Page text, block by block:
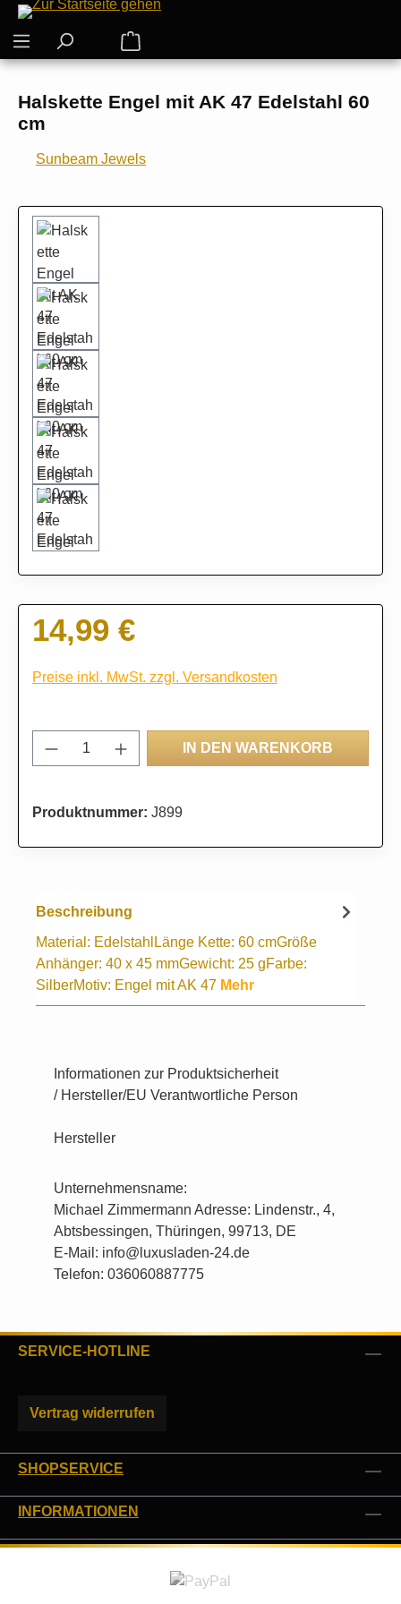
Zum Hauptinhalt springen
Warenkorb enthält 0 Positionen. Der
Halskette Engel mit AK 47 Edelstahl 60
cm
Sunbeam Jewels
Bildergalerie überspringen
Regulärer Preis:
14,99 €
Preise inkl. MwSt. zzgl. Versandkosten
Produkt Anzahl: Gib den gewünschten
IN DEN WARENKORB
Produktnummer: J899
Beschreibung
Material: EdelstahlLänge Kette: 60 cmGröße
Anhänger: 40 x 45 mmGewicht: 25 gFarbe:
SilberMotiv: Engel mit AK 47 Mehr
Informationen zur Produktsicherheit
/ Hersteller/EU Verantwortliche Person
Hersteller
Unternehmensname:
Michael Zimmermann Adresse: Lindenstr., 4,
Abtsbessingen, Thüringen, 99713, DE
E-Mail: info@luxusladen-24.de
Telefon: 036060887775
SERVICE-HOTLINE
Vertrag widerrufen
SHOPSERVICE
INFORMATIONEN